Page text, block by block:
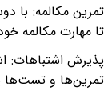
تمرین مکالمه: با
تا مهارت مکالمه
پذیرش اشتباهات:
تمرین‌ها و تست‌ها